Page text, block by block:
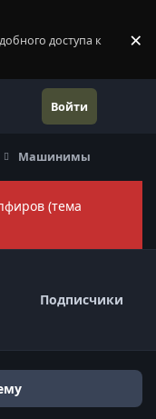
доступа к
×
Войти
Машинимы
(тема
Подписчики